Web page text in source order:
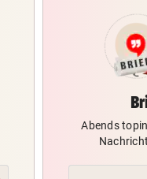
Abends